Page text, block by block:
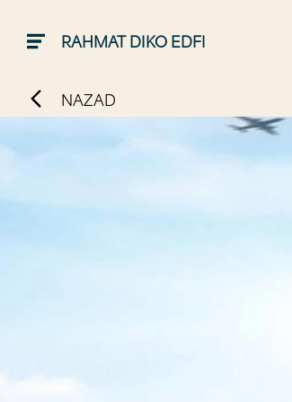
RAHMAT DIKO EDFI
NAZAD